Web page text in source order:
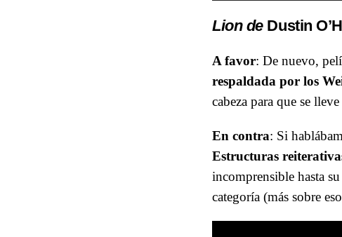
Lion de Dustin
A favor: De nuevo,
respaldada por los
cabeza para que se
En contra: Si
Estructuras
incomprensible hasta
categoría (más sobre